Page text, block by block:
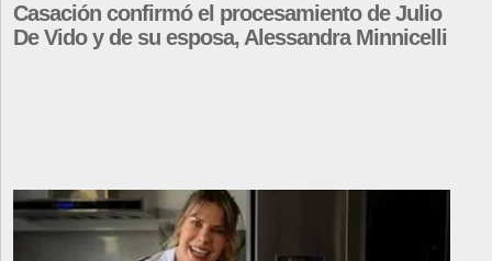
Casación confirmó el procesamiento de Julio
De Vido y de su esposa, Alessandra Minnicelli